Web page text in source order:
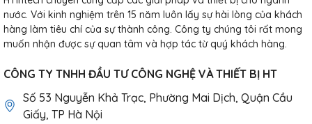
nước. Với kinh nghiệm trên 15 năm luôn lấy sự hài lòng của khách
hàng làm tiêu chí của sự thành công. Công ty chúng tôi rất mong
muốn nhận được sự quan tâm và hợp tác từ quý khách hàng.
CÔNG TY TNHH ĐẦU TƯ CÔNG NGHỆ VÀ THIẾT BỊ HT
Số 53 Nguyễn Khả Trạc, Phường Mai Dịch, Quận Cầu
Giấy, TP Hà Nội